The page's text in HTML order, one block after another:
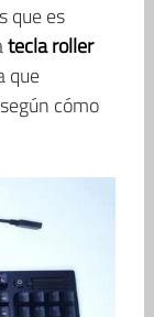
que es
tecla roller
que
cómo